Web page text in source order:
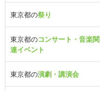
東京都の祭り
東京都のコンサート・音楽関
連イベント
東京都の演劇・講演会